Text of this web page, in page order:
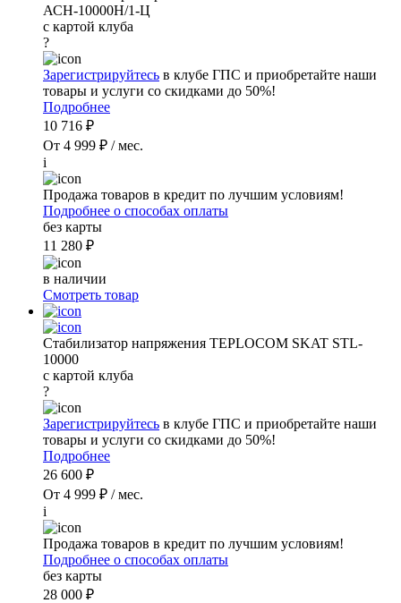
АСН-10000Н/1-Ц
с картой клуба
?
Зарегистрируйтесь в клубе ГПС и приобретайте наши
товары и услуги со скидками до 50%!
Подробнее
10 716 ₽
От 4 999 ₽ / мес.
i
Продажа товаров в кредит по лучшим условиям!
Подробнее о способах оплаты
без карты
11 280 ₽
в наличии
Смотреть товар
Стабилизатор напряжения TEPLOCOM SKAT STL-
10000
с картой клуба
?
Зарегистрируйтесь в клубе ГПС и приобретайте наши
товары и услуги со скидками до 50%!
Подробнее
26 600 ₽
От 4 999 ₽ / мес.
i
Продажа товаров в кредит по лучшим условиям!
Подробнее о способах оплаты
без карты
28 000 ₽